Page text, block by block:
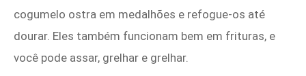
cogumelo ostra em medalhões e refogue-os até
dourar. Eles também funcionam bem em frituras, e
você pode assar, grelhar e grelhar.